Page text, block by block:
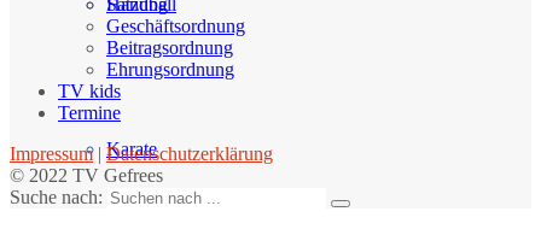
Handball
Karate
Satzung
Geschäftsordnung
Beitragsordnung
Ehrungsordnung
TV kids
Termine
Impressum| Datenschutzerklärung
© 2022 TV Gefrees
Suche nach: